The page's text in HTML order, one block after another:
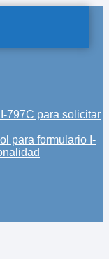
797C para solicitar
para formulario I-